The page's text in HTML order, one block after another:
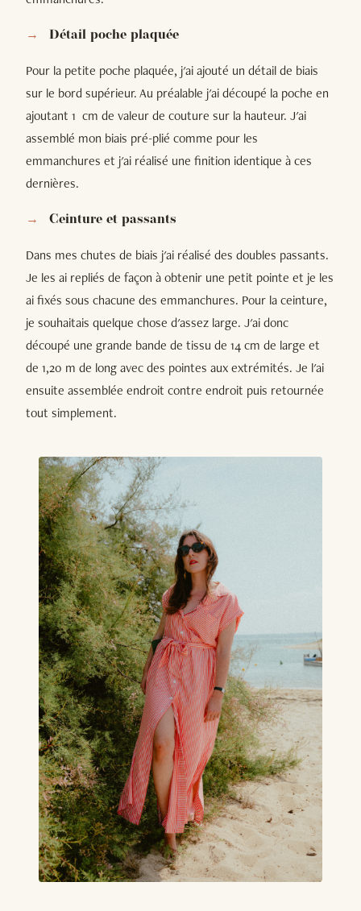
Détail poche plaquée
Pour la petite poche plaquée, j'ai ajouté un détail de biais
sur le bord supérieur. Au préalable j'ai découpé la poche en
ajoutant 1 cm de valeur de couture sur la hauteur. J'ai
assemblé mon biais pré-plié comme pour les
emmanchures et j'ai réalisé une finition identique à ces
dernières.
Ceinture et passants
Dans mes chutes de biais j'ai réalisé des doubles passants.
Je les ai repliés de façon à obtenir une petit pointe et je les
ai fixés sous chacune des emmanchures. Pour la ceinture,
je souhaitais quelque chose d'assez large. J'ai donc
découpé une grande bande de tissu de 14 cm de large et
de 1,20 m de long avec des pointes aux extrémités. Je l'ai
ensuite assemblée endroit contre endroit puis retournée
tout simplement.